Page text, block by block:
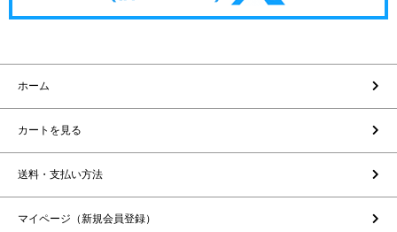
ホーム
カートを見る
送料・支払い方法
マイページ（新規会員登録）